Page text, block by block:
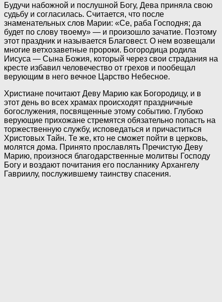
Будучи набожной и послушной Богу, Дева приняла свою
судьбу и согласилась. Считается, что после
знаменательных слов Марии: «Се, раба Господня; да
будет по слову твоему» — и произошло зачатие. Поэтому
этот праздник и называется Благовест. О нем возвещали
многие ветхозаветные пророки. Богородица родила
Иисуса — Сына Божия, который через свои страдания на
кресте избавил человечество от грехов и пообещал
верующим в него вечное Царство Небесное.
Христиане почитают Деву Марию как Богородицу, и в
этот день во всех храмах происходят праздничные
богослужения, посвященные этому событию. Глубоко
верующие прихожане стремятся обязательно попасть на
торжественную службу, исповедаться и причаститься
Христовых Тайн. Те же, кто не сможет пойти в церковь,
молятся дома. Принято прославлять Пречистую Деву
Марию, произнося благодарственные молитвы Господу
Богу и воздают почитания его посланнику Архангелу
Гавриилу, послужившему таинству спасения.